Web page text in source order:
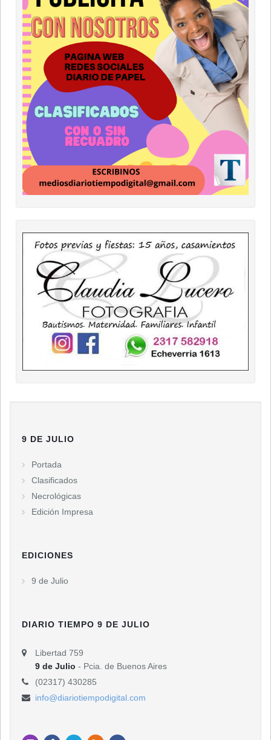
9 DE JULIO
Portada
Clasificados
Necrológicas
Edición Impresa
EDICIONES
9 de Julio
DIARIO TIEMPO 9 DE JULIO
Libertad 759
9 de Julio - Pcia. de Buenos Aires
(02317) 430285
info@diariotiempodigital.com